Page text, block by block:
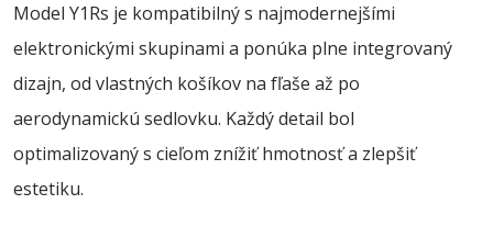
Model Y1Rs je kompatibilný s najmodernejšími
elektronickými skupinami a ponúka plne integrovaný
dizajn, od vlastných košíkov na fľaše až po
aerodynamickú sedlovku. Každý detail bol
optimalizovaný s cieľom znížiť hmotnosť a zlepšiť
estetiku.